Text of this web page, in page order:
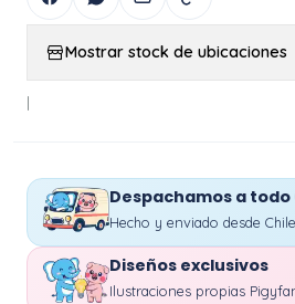
Mostrar stock de ubicaciones
|
Despachamos a todo
Hecho y enviado desde Chile
Diseños exclusivos
Ilustraciones propias